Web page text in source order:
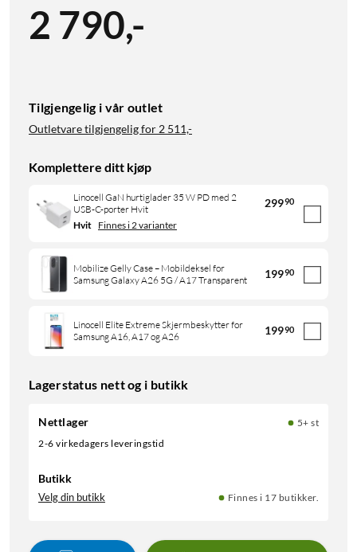
2 790,-
Tilgjengelig i vår outlet
Outletvare tilgjengelig for 2 511,-
Komplettere ditt kjøp
Linocell GaN hurtiglader 35 W PD med 2
USB-C-porter Hvit
29990
Hvit Finnes i 2 varianter
Mobilize Gelly Case – Mobildeksel for
Samsung Galaxy A26 5G / A17 Transparent
19990
Linocell Elite Extreme Skjermbeskytter for
Samsung A16, A17 og A26
19990
Lagerstatus nett og i butikk
Nettlager
5+ st
2-6 virkedagers leveringstid
Butikk
Velg din butikk Finnes i 17 butikker.